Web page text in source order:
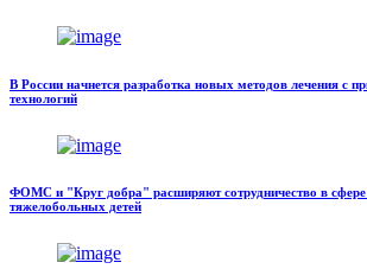
В России начнется разработка новых методов лечения с
технологий
ФОМС и "Круг добра" расширяют сотрудничество в
тяжелобольных детей